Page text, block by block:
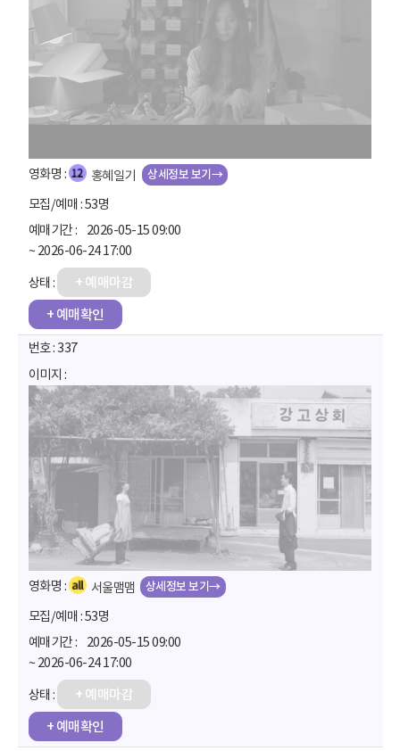
홍혜일기 상세정보 보기→
53명
2026-05-15 09:00
~ 2026-06-24 17:00
+ 예매마감
+ 예매확인
337
서울맴맴 상세정보 보기→
53명
2026-05-15 09:00
~ 2026-06-24 17:00
+ 예매마감
+ 예매확인